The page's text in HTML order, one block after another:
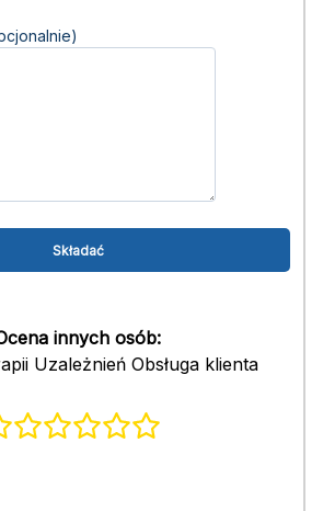
innych osób:
Uzależnień Obsługa klienta